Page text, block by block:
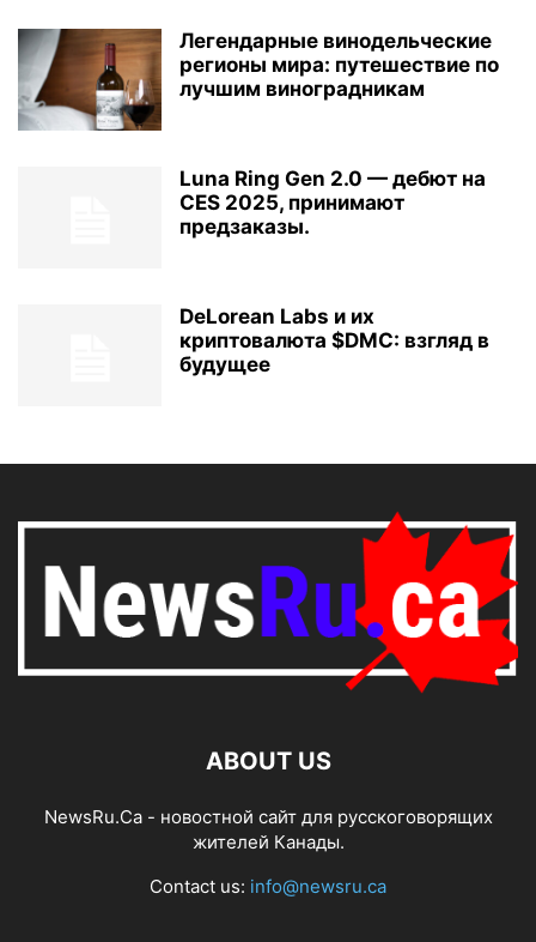
Легендарные винодельческие
регионы мира: путешествие по
лучшим виноградникам
Luna Ring Gen 2.0 — дебют на
CES 2025, принимают
предзаказы.
DeLorean Labs и их
криптовалюта $DMC: взгляд в
будущее
ABOUT US
NewsRu.Ca - новостной сайт для русскоговорящих
жителей Канады.
Contact us: info@newsru.ca